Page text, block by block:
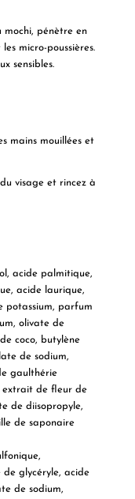
mochi, pénètre en
micro-poussières.
sensibles.
mains mouillées et
visage et rincez à
acide palmitique,
acide laurique,
potassium, parfum
olivate de
coco, butylène
de sodium,
gaulthérie
extrait de fleur de
de diisopropyle,
de saponaire
glycéryle, acide
de sodium,